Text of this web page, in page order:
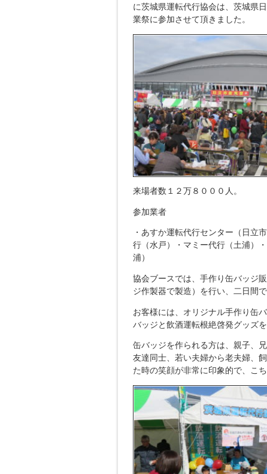
に茨城県運転代行協会は、茨城県
業祭に参加させて頂きました。
来場者数１２万８０００人。
参加業者
・あすか運転代行センター（日立
行（水戸）・マミー代行（土浦）
浦）
協会ブースでは、手作り缶バッジ
ジ作製器で製造）を行い、二日間
お客様には、オリジナル手作り缶
バッジと飲酒運転根絶啓発グッズ
缶バッジを作られる方は、親子、
友達同士、若い夫婦から老夫婦、
た時の笑顔が非常に印象的で、こ